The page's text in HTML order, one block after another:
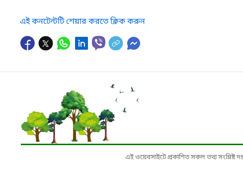
এই কনটেন্টটি শেয়ার করতে ক্লিক করুন
এই ওয়েবসাইটে প্রকাশিত সকল তথ্য সংশ্লিষ্ট